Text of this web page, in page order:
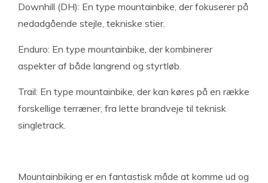
Downhill (DH): En type mountainbike, der fokuserer på
nedadgående stejle, tekniske stier.
Enduro: En type mountainbike, der kombinerer
aspekter af både langrend og styrtløb.
Trail: En type mountainbike, der kan køres på en række
forskellige terræner, fra lette brandveje til teknisk
singletrack.
Mountainbiking er en fantastisk måde at komme ud og